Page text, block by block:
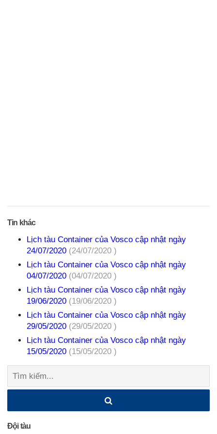
Tin khác
Lịch tàu Container của Vosco cập nhật ngày
24/07/2020 (24/07/2020 )
Lịch tàu Container của Vosco cập nhật ngày
04/07/2020 (04/07/2020 )
Lịch tàu Container của Vosco cập nhật ngày
19/06/2020 (19/06/2020 )
Lịch tàu Container của Vosco cập nhật ngày
29/05/2020 (29/05/2020 )
Lịch tàu Container của Vosco cập nhật ngày
15/05/2020 (15/05/2020 )
Tìm
kiếm:
Đội tàu